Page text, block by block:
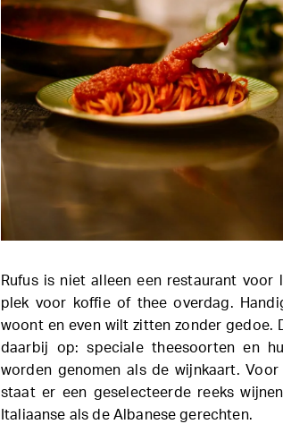
Rufus is niet alleen een restaurant voor
plek voor koffie of thee overdag.
woont en even wilt zitten zonder gedoe.
daarbij op: speciale theesoorten en
worden genomen als de wijnkaart.
staat er een geselecteerde reeks
Italiaanse als de Albanese gerechten.